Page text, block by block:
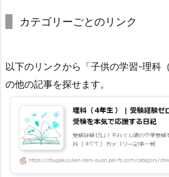
カテゴリーごとのリンク
以下のリンクから「子供の学習-理科
の他の記事を探せます。